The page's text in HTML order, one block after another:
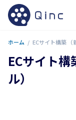
ホーム ECサイト構築 （
ECサイト
ル）